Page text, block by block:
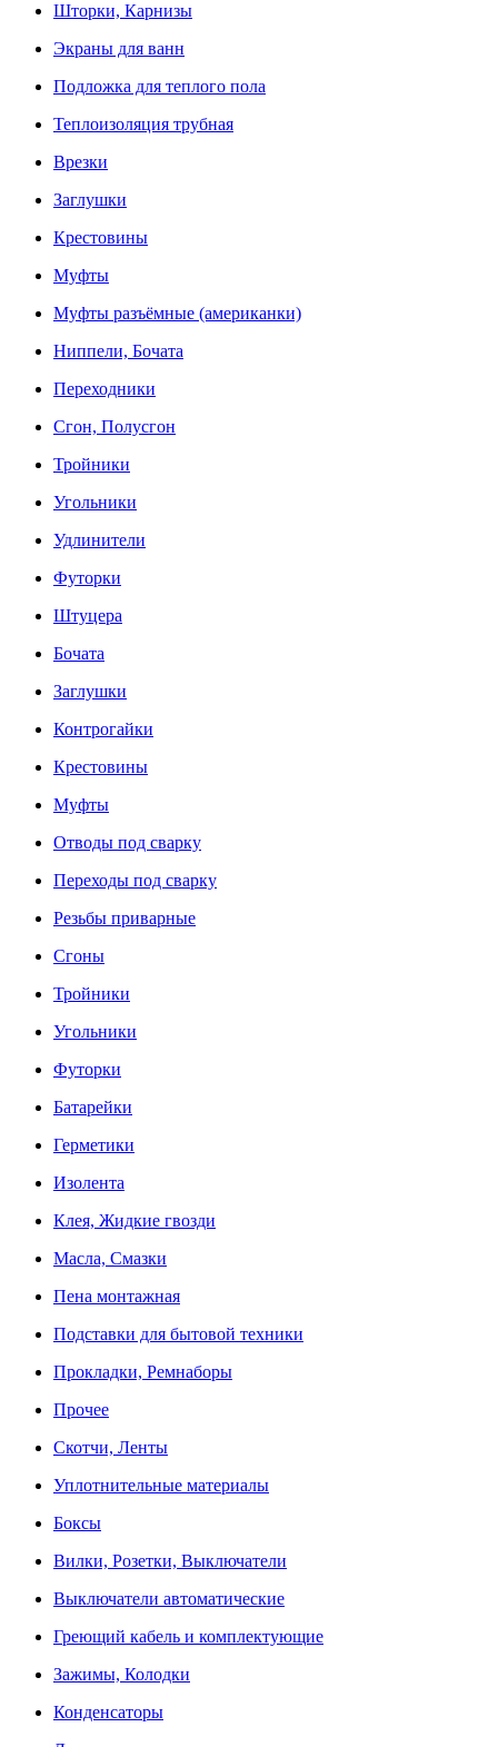
Шторки, Карнизы
Экраны для ванн
Подложка для теплого пола
Теплоизоляция трубная
Врезки
Заглушки
Крестовины
Муфты
Муфты разъёмные (американки)
Ниппели, Бочата
Переходники
Сгон, Полусгон
Тройники
Угольники
Удлинители
Футорки
Штуцера
Бочата
Заглушки
Контрогайки
Крестовины
Муфты
Отводы под сварку
Переходы под сварку
Резьбы приварные
Сгоны
Тройники
Угольники
Футорки
Батарейки
Герметики
Изолента
Клея, Жидкие гвозди
Масла, Смазки
Пена монтажная
Подставки для бытовой техники
Прокладки, Ремнаборы
Прочее
Скотчи, Ленты
Уплотнительные материалы
Боксы
Вилки, Розетки, Выключатели
Выключатели автоматические
Греющий кабель и комплектующие
Зажимы, Колодки
Конденсаторы